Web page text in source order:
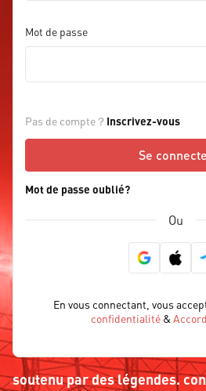
Mot de passe
Pas de compte？ Inscrivez-vous
Se
Mot de passe oublié?
Ou
En vous connectant, vous
confidentialité &
soutenu par des légendes.